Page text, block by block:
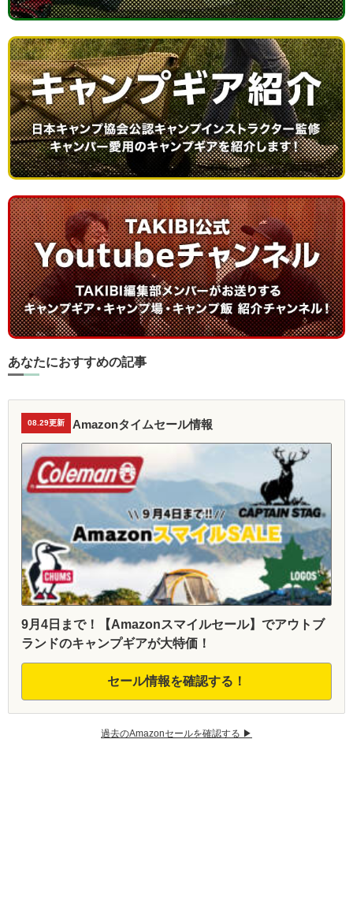
あなたにおすすめの記事
08.29更新 Amazonタイムセール情報
9月4日まで！【Amazonスマイルセール】でアウトブ
ランドのキャンプギアが大特価！
セール情報を確認する！
過去のAmazonセールを確認する ▶︎